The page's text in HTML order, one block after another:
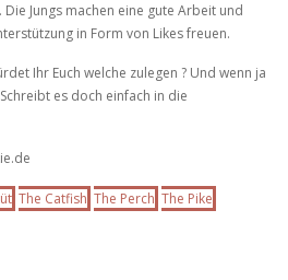
. Die Jungs machen eine gute Arbeit und
in Form von Likes freuen.
Ihr Euch welche zulegen ? Und wenn ja
es doch einfach in die
The Catfish The Perch The Pike